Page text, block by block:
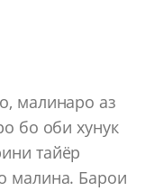
малинаро аз
бо оби хунук
тайёр
малина. Барои